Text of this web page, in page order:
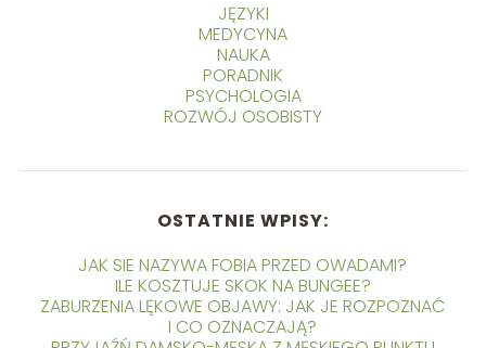
JĘZYKI
MEDYCYNA
NAUKA
PORADNIK
PSYCHOLOGIA
ROZWÓJ OSOBISTY
OSTATNIE WPISY:
JAK SIE NAZYWA FOBIA PRZED OWADAMI?
ILE KOSZTUJE SKOK NA BUNGEE?
ZABURZENIA LĘKOWE OBJAWY: JAK JE ROZPOZNAĆ
I CO OZNACZAJĄ?